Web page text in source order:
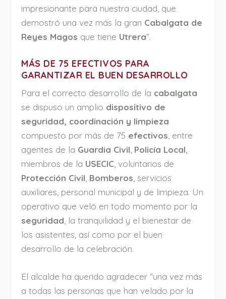
impresionante para nuestra ciudad, que
demostró una vez más la gran Cabalgata de
Reyes Magos que tiene Utrera”.
MÁS DE 75 EFECTIVOS PARA
GARANTIZAR EL BUEN DESARROLLO
Para el correcto desarrollo de la cabalgata
se dispuso un amplio dispositivo de
seguridad, coordinación y limpieza
compuesto por más de 75 efectivos , entre
agentes de la Guardia Civil Policía Local
miembros de la USECIC , voluntarios de
Protección Civil Bomberos , servicios
auxiliares, personal municipal y de limpieza. Un
operativo que veló en todo momento por la
seguridad , la tranquilidad y el bienestar de
los asistentes, así como por el buen
desarrollo de la celebración.
El alcalde ha querido agradecer “una vez más
a todas las personas que han velado por la